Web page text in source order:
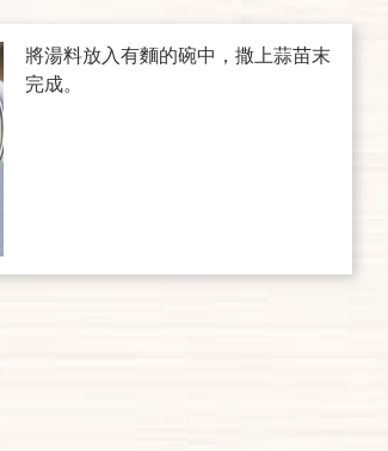
將湯料放入有麵的碗中，撒上蒜苗末
完成。